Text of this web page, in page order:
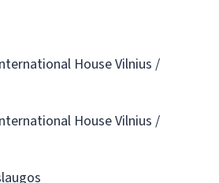
House Vilnius /
House Vilnius /